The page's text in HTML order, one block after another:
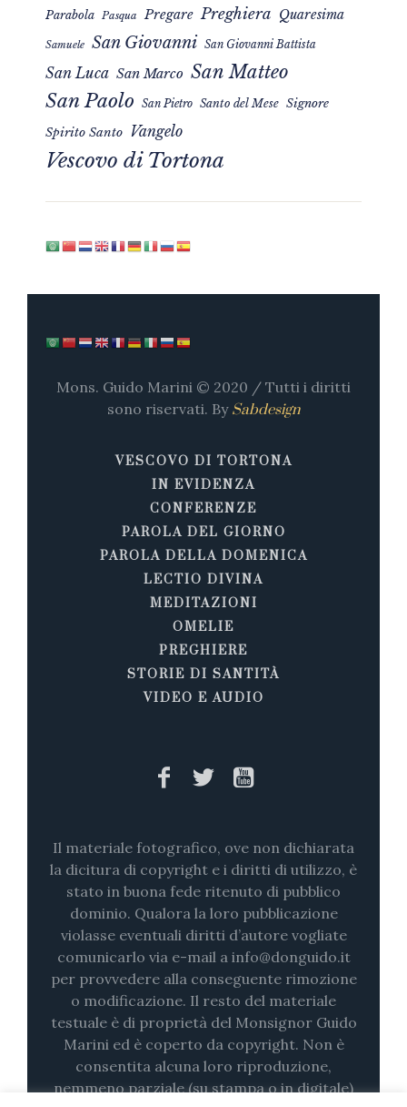
Parabola Pasqua Pregare Preghiera Quaresima
Samuele San Giovanni San Giovanni Battista
San Luca San Marco San Matteo
San Paolo San Pietro Santo del Mese Signore
Spirito Santo Vangelo
Vescovo di Tortona
Mons. Guido Marini © 2020 / Tutti i diritti
sono riservati. By Sabdesign
VESCOVO DI TORTONA
IN EVIDENZA
CONFERENZE
PAROLA DEL GIORNO
PAROLA DELLA DOMENICA
LECTIO DIVINA
MEDITAZIONI
OMELIE
PREGHIERE
STORIE DI SANTITÀ
VIDEO E AUDIO
Il materiale fotografico, ove non dichiarata
la dicitura di copyright e i diritti di utilizzo, è
stato in buona fede ritenuto di pubblico
dominio. Qualora la loro pubblicazione
violasse eventuali diritti d’autore vogliate
comunicarlo via e-mail a info@donguido.it
per provvedere alla conseguente rimozione
o modificazione. Il resto del materiale
testuale è di proprietà del Monsignor Guido
Marini ed è coperto da copyright. Non è
consentita alcuna loro riproduzione,
nemmeno parziale (su stampa o in digitale)